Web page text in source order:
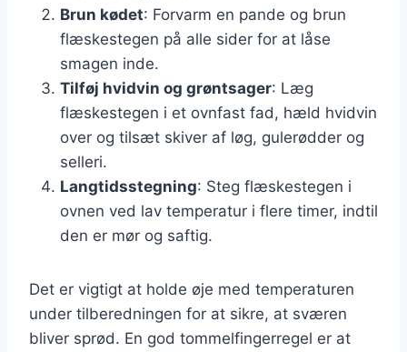
Brun kødet: Forvarm en pande og brun
flæskestegen på alle sider for at låse
smagen inde.
Tilføj hvidvin og grøntsager: Læg
flæskestegen i et ovnfast fad, hæld hvidvin
over og tilsæt skiver af løg, gulerødder og
selleri.
Langtidsstegning: Steg flæskestegen i
ovnen ved lav temperatur i flere timer, indtil
den er mør og saftig.
Det er vigtigt at holde øje med temperaturen
under tilberedningen for at sikre, at sværen
bliver sprød. En god tommelfingerregel er at